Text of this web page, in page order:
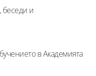
беседи и
в Академията